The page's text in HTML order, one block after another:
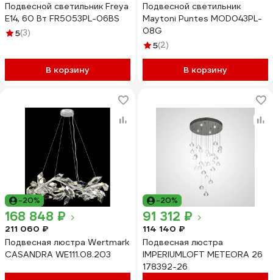
Подвесной светильник Freya
E14, 60 Вт FR5053PL-06BS
5(3)
В корзину
Подвесной светильник
Maytoni Puntes MOD043PL-
08G
5(2)
В корзину
-20%
168 848 ₽
211 060 ₽
Подвесная люстра Wertmark
CASANDRA WE111.08.203
-20%
91 312 ₽
114 140 ₽
Подвесная люстра
IMPERIUMLOFT METEORA 26
178392-26